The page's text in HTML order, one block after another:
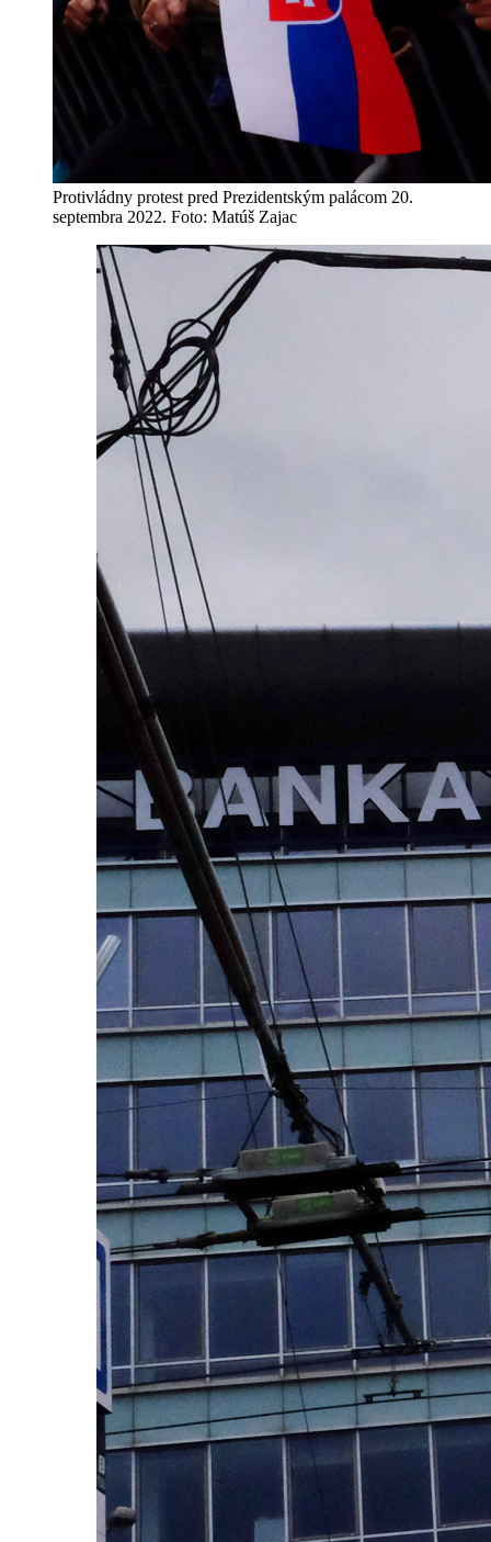
Protivládny protest pred Prezidentským palácom 20.
septembra 2022. Foto: Matúš Zajac